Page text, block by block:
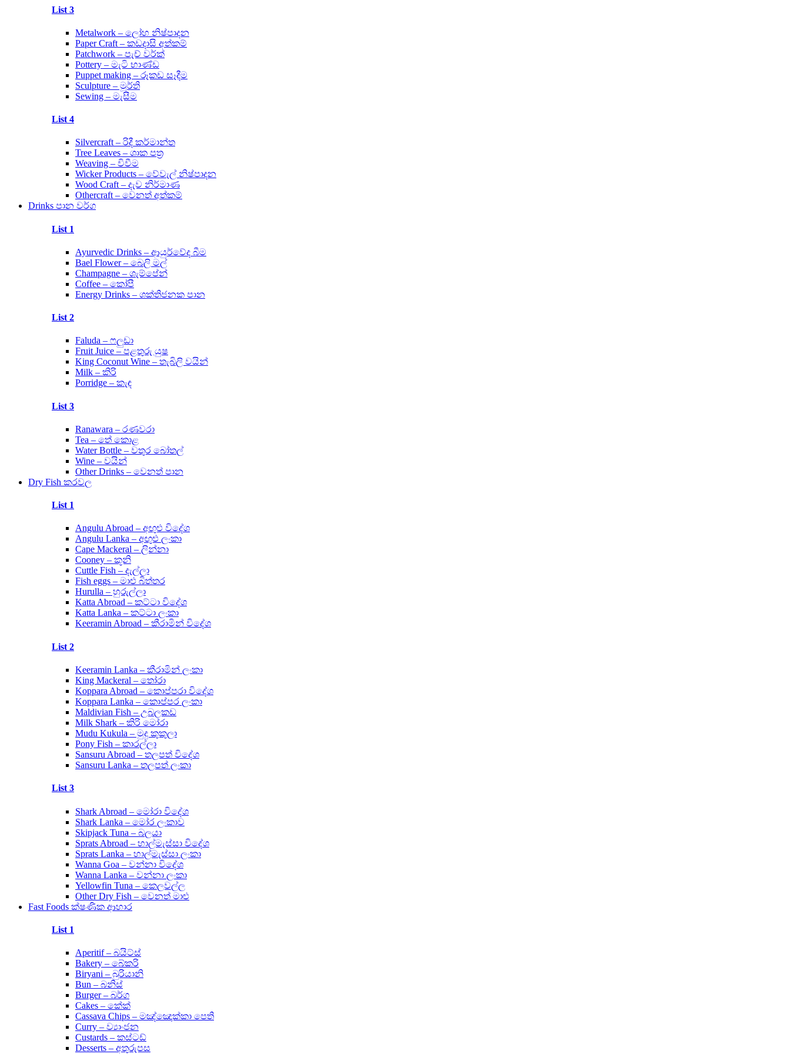
List 3
Metalwork – ලෝහ නිෂ්පාදන
Paper Craft – කඩදාසි අත්කම්
Patchwork – පැච් වර්ක්
Pottery – මැටි භාණ්ඩ
Puppet making – රූකඩ සෑදීම
Sculpture – මූර්ති
Sewing – මැසීම
List 4
Silvercraft – රිදී කර්මාන්ත
Tree Leaves – ශාක පත්‍ර
Weaving – විවීම
Wicker Products – වේවැල් නිෂ්පාදන
Wood Craft – දැව නිර්මාණ
Othercraft – වෙනත් අත්කම්
Drinks පාන වර්ග
List 1
Ayurvedic Drinks – ආයුර්වේද බීම
Bael Flower – බෙලි මල්
Champagne – ශැම්පේන්
Coffee – කෝපී
Energy Drinks – ශක්තිජනක පාන
List 2
Faluda – ෆලුඩා
Fruit Juice – පළතුරු යුෂ
King Coconut Wine – තැබිලි වයින්
Milk – කිරි
Porridge – කැඳ
List 3
Ranawara – රණවරා
Tea – තේ කොළ
Water Bottle – වතුර බෝතල්
Wine – වයින්
Other Drinks – වෙනත් පාන
Dry Fish කරවල
List 1
Angulu Abroad – අඟුළු විදේශ
Angulu Lanka – අඟුළු ලංකා
Cape Mackeral – ලින්නා
Cooney – කූනි
Cuttle Fish – දැල්ලා
Fish eggs – මාළු බිත්තර
Hurulla – හුරුල්ලා
Katta Abroad – කට්ටා විදේශ
Katta Lanka – කට්ටා ලංකා
Keeramin Abroad – කීරාමින් විදේශ
List 2
Keeramin Lanka – කීරාමින් ලංකා
King Mackeral – තෝරා
Koppara Abroad – කොප්පරා විදේශ
Koppara Lanka – කොප්පර ලංකා
Maldivian Fish – උබලකඩ
Milk Shark – කිරි මෝරා
Mudu Kukula – මුදු කුකුලා
Pony Fish – කාරල්ලා
Sansuru Abroad – තලපත් විදේශ
Sansuru Lanka – තලපත් ලංකා
List 3
Shark Abroad – මෝරා විදේශ
Shark Lanka – මෝර ලංකාව
Skipjack Tuna – බලයා
Sprats Abroad – හාල්මැස්සා විදේශ
Sprats Lanka – හාල්මැස්සා ලංකා
Wanna Goa – වන්නා විදේශ
Wanna Lanka – වන්නා ලංකා
Yellowfin Tuna – කෙලවල්ල
Other Dry Fish – වෙනත් මාළු
Fast Foods ක්ෂණික ආහාර
List 1
Aperitif – බයිට්ස්
Bakery – බේකරි
Biryani – බුරියානි
Bun – බනිස්
Burger – බර්ග
Cakes – කේක්
Cassava Chips – මඤ්ඤොක්කා පෙති
Curry – ව්‍යාංජන
Custards – කස්ටඩ්
Desserts – අතුරුපස